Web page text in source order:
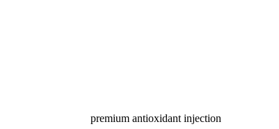
premium antioxidant injection